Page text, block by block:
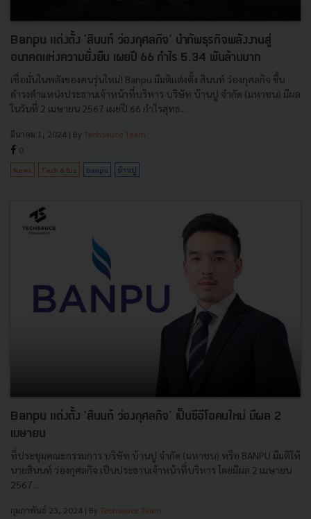
Banpu แต่งตั้ง 'สินนท์ ว่องกุศลกิจ' นำทัพธุรกิจพลังงานสู่
อนาคตแห่งความยั่งยืน เผยปี 66 กำไร 5.34 พันล้านบาท
เชื่อมั่นในพลังของคนรุ่นใหม่! Banpu มีมติแต่งตั้ง สินนท์ ว่องกุศลกิจ ขึ้น
ดำรงตำแหน่งประธานเจ้าหน้าที่บริหาร บริษัท บ้านปู จำกัด (มหาชน) มีผล
ในวันที่ 2 เมษายน 2567 เผยปี 66 กำไรสุทธ...
มีนาคม 1, 2024 | By Techsauce Team
0
News Tech & Biz banpu บ้านปู
Banpu แต่งตั้ง 'สินนท์ ว่องกุศลกิจ' เป็นซีอีโอคนใหม่ มีผล 2
เมษายน
ที่ประชุมคณะกรรมการ บริษัท บ้านปู จํากัด (มหาชน) หรือ BANPU มีมติให้
นายสินนท์ ว่องกุศลกิจ เป็นประธานเจ้าหน้าที่บริหาร โดยมีผล 2 เมษายน
2567...
กุมภาพันธ์ 23, 2024 | By Techsauce Team